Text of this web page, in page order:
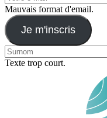
Mauvais format d'email.
Je m'inscris
Texte trop court.